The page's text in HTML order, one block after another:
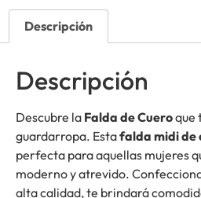
Descripción
Descripción
Descubre la Falda de Cueroque
guardarropa. Estafalda midi de
perfecta para aquellas mujeres
moderno y atrevido.
alta calidad, te brindará